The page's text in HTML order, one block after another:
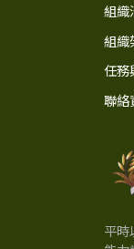
組織
組織
任務
聯絡
華
平時